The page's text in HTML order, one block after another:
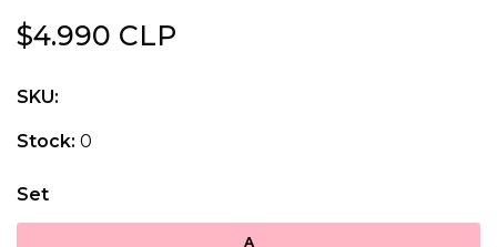
$4.990 CLP
SKU:
Stock: 0
Set
A